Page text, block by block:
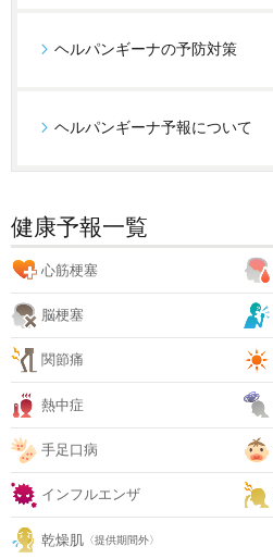
ヘルパンギーナの予防対策
ヘルパンギーナ予報について
健康予報一覧
心筋梗塞
脳梗塞
関節痛
熱中症
手足口病
インフルエンザ
乾燥肌 〈提供期間外〉